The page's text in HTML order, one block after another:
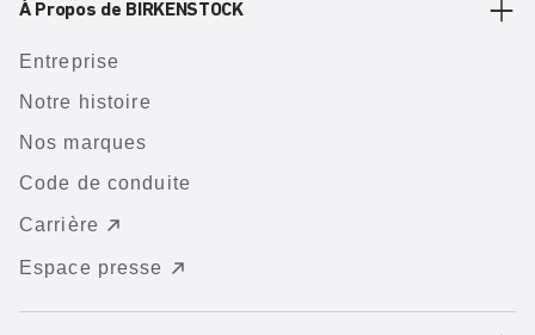
À Propos de BIRKENSTOCK
Entreprise
Notre histoire
Nos marques
Code de conduite
Carrière
Espace presse